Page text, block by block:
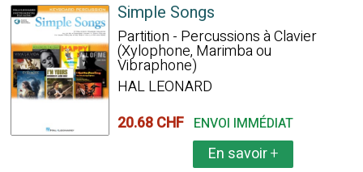
Simple Songs
Partition - Percussions à Clavier
(Xylophone, Marimba ou
Vibraphone)
HAL LEONARD
20.68 CHF ENVOI IMMÉDIAT
En savoir+